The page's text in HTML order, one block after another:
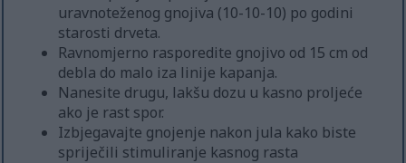
uravnoteženog gnojiva (10-10-10) po godini
starosti drveta.
Ravnomjerno rasporedite gnojivo od 15 cm od
debla do malo iza linije kapanja.
Nanesite drugu, lakšu dozu u kasno proljeće
ako je rast spor.
Izbjegavajte gnojenje nakon jula kako biste
spriječili stimuliranje kasnog rasta